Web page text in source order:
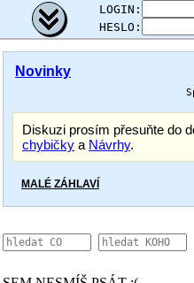
LOGIN:
HESLO:
Novinky
Diskuzi prosím přesuňte do
chybičky a Návrhy.
MALÉ ZÁHLAVÍ